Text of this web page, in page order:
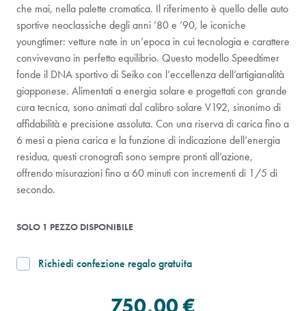
che mai, nella palette cromatica. Il riferimento è quello delle auto
sportive neoclassiche degli anni ’80 e ’90, le iconiche
youngtimer: vetture nate in un’epoca in cui tecnologia e carattere
convivevano in perfetto equilibrio. Questo modello Speedtimer
fonde il DNA sportivo di Seiko con l’eccellenza dell’artigianalità
giapponese. Alimentati a energia solare e progettati con grande
cura tecnica, sono animati dal calibro solare V192, sinonimo di
affidabilità e precisione assoluta. Con una riserva di carica fino a
6 mesi a piena carica e la funzione di indicazione dell’energia
residua, questi cronografi sono sempre pronti all’azione,
offrendo misurazioni fino a 60 minuti con incrementi di 1/5 di
secondo.
SOLO 1 PEZZO DISPONIBILE
Richiedi confezione regalo gratuita